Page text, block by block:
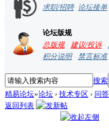
求职/招聘- 论坛接单-
论坛版规
总版规- 建议/投诉-
积分说明- 禁言标准
搜索
精易论坛»论坛› 技术专区› 问
返回列表